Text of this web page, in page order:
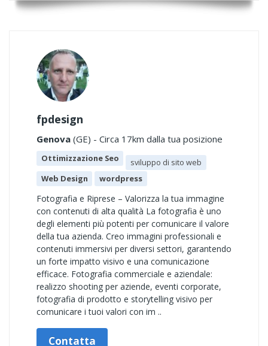
fpdesign
Genova (GE) - Circa 17km dalla tua posizione
Ottimizzazione Seo
sviluppo di sito web
Web Design
wordpress
Fotografia e Riprese – Valorizza la tua immagine
con contenuti di alta qualità La fotografia è uno
degli elementi più potenti per comunicare il valore
della tua azienda. Creo immagini professionali e
contenuti immersivi per diversi settori, garantendo
un forte impatto visivo e una comunicazione
efficace. Fotografia commerciale e aziendale:
realizzo shooting per aziende, eventi corporate,
fotografia di prodotto e storytelling visivo per
comunicare i tuoi valori con im ..
Contatta